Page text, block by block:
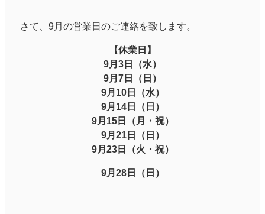
さて、9月の営業日のご連絡を致します。
【休業日】
9月3日（水）
9月7日（日）
9月10日（水）
9月14日（日）
9月15日（月・祝）
9月21日（日）
9月23日（火・祝）
9月28日（日）